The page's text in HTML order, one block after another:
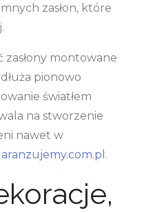
zasłon, które
montowane
pionowo
światłem
na stworzenie
nawet w
aranzujemy.com.pl .